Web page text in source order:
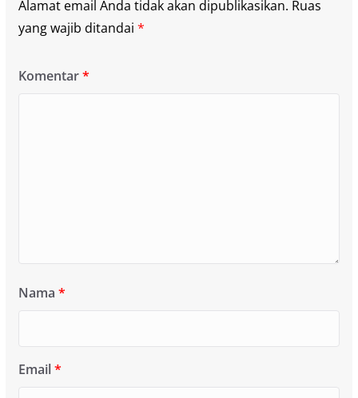
Alamat email Anda tidak akan dipublikasikan. Ruas
yang wajib ditandai *
Komentar*
Nama *
Email*